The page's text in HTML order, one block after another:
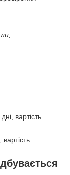
вартість
вартість